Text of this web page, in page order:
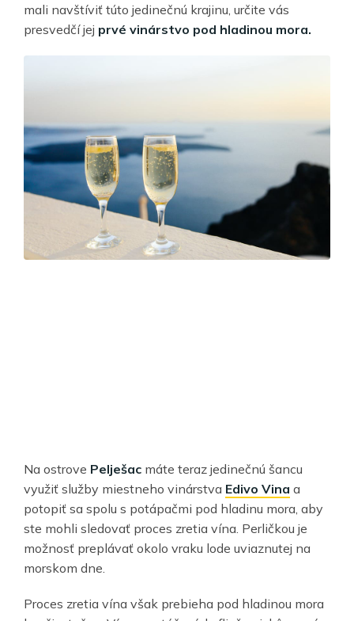
mali navštíviť túto jedinečnú krajinu, určite vás
presvedčí jej prvé vinárstvo pod hladinou mora.
Na ostrove Pelješac máte teraz jedinečnú šancu
využiť služby miestneho vinárstva Edivo Vina a
potopiť sa spolu s potápačmi pod hladinu mora, aby
ste mohli sledovať proces zretia vína. Perličkou je
možnosť preplávať okolo vraku lode uviaznutej na
morskom dne.
Proces zretia vína však prebieha pod hladinou mora